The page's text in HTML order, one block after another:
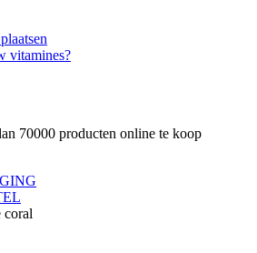
vitamines?
70000 producten online te koop
coral